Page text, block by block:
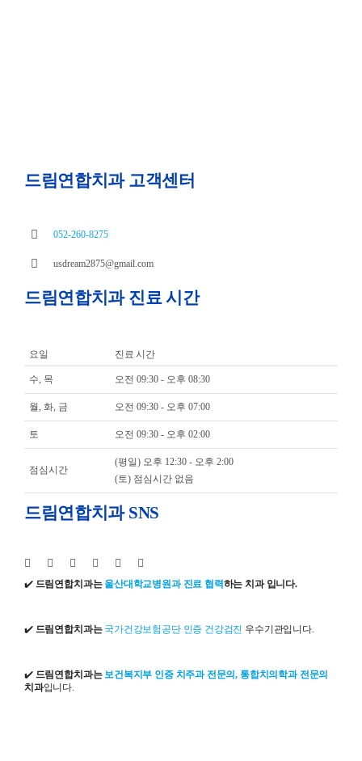
드림연합치과 고객센터
052-260-8275
usdream2875@gmail.com
드림연합치과 진료 시간
요일 진료 시간
수, 목 오전 09:30 - 오후 08:30
월, 화, 금 오전 09:30 - 오후 07:00
토 오전 09:30 - 오후 02:00
점심시간
(평일) 오후 12:30 - 오후 2:00
(토) 점심시간 없음
드림연합치과 SNS
✔️ 드림연합치과는 울산대학교병원과 진료 협력하는 치과 입니다.
✔️ 드림연합치과는 국가건강보험공단 인증 건강검진 우수기관입니다.
✔️ 드림연합치과는보건복지부 인증 치주과 전문의, 통합치의학과 전문의
치과입니다.